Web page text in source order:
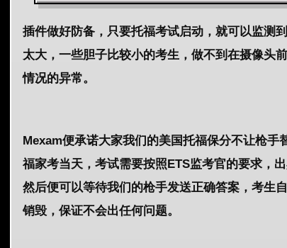
插件做好防备，只要托福考试启动，就可以监测
太大，一些胆子比较小的考生，做不到在摄像头
情况的异常。
Mexam便承诺大家我们的美国托福保分不让枪
福家考当天，考试需要按照ETS监考官的要求，
然后便可以等待我们的枪手发送正确答案，考生
销毁，保证不会出任何问题。